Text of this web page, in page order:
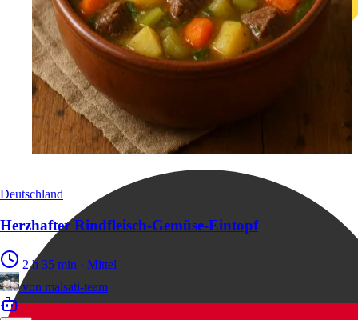
Deutschland
Herzhafter Rindfleisch-Gemüse-Eintopf
2 h 35 min · Mittel
von malsati-team